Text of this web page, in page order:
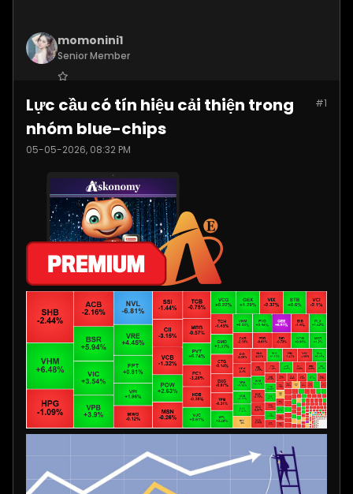
momonini1
Senior Member
Posts: 5399 #1
Lực cầu có tín hiệu cải thiện trong
nhóm blue-chips
05-05-2026, 08:32 PM